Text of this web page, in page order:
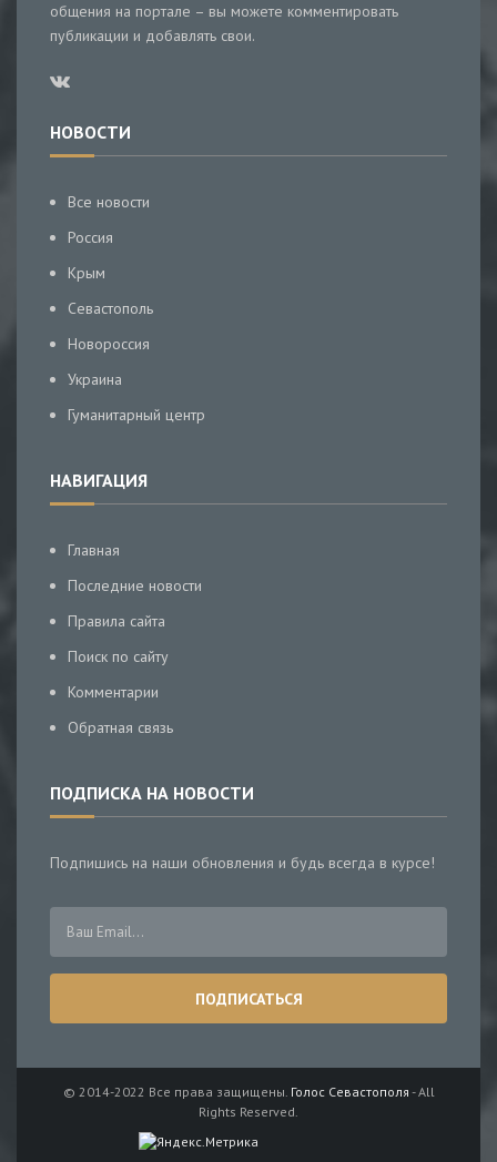
общения на портале – вы можете комментировать
публикации и добавлять свои.
НОВОСТИ
Все новости
Россия
Крым
Севастополь
Новороссия
Украина
Гуманитарный центр
НАВИГАЦИЯ
Главная
Последние новости
Правила сайта
Поиск по сайту
Комментарии
Обратная связь
ПОДПИСКА НА НОВОСТИ
Подпишись на наши обновления и будь всегда в курсе!
© 2014-2022 Все права защищены. Голос Севастополя - All
Rights Reserved.